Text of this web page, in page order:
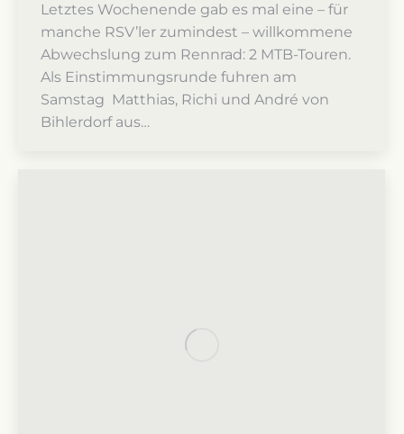
Letztes Wochenende gab es mal eine – für
manche RSV’ler zumindest – willkommene
Abwechslung zum Rennrad: 2 MTB-Touren.
Als Einstimmungsrunde fuhren am
Samstag Matthias, Richi und André von
Bihlerdorf aus…